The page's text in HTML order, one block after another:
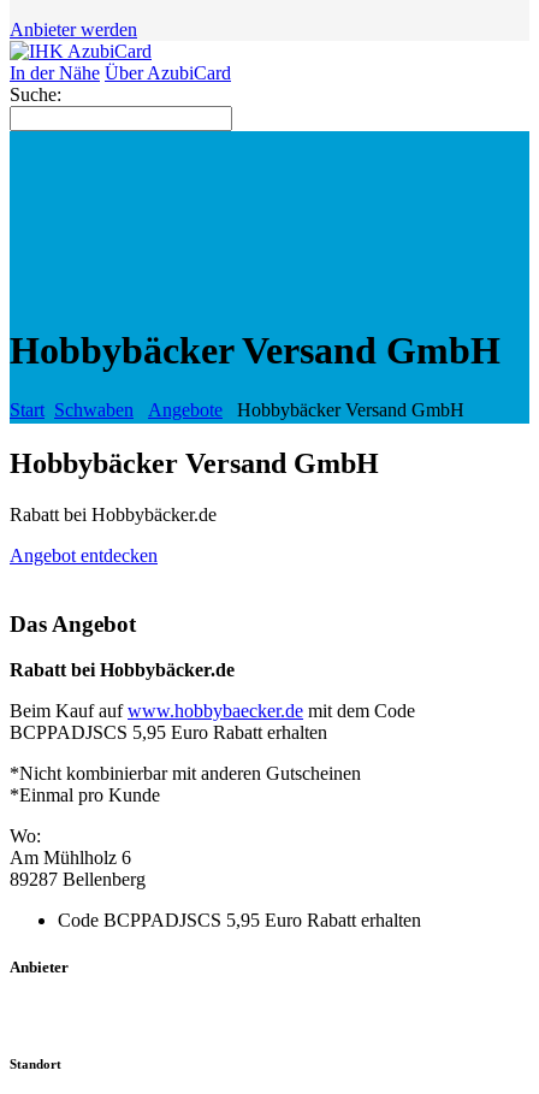
Anbieter werden
In der Nähe Über AzubiCard
Suche:
Hobbybäcker Versand GmbH
Start Schwaben Angebote Hobbybäcker Versand GmbH
Hobbybäcker Versand GmbH
Rabatt bei Hobbybäcker.de
Angebot entdecken
Das Angebot
Rabatt bei Hobbybäcker.de
Beim Kauf aufwww.hobbybaecker.de mit dem Code
BCPPADJSCS 5,95 Euro Rabatt erhalten
*Nicht kombinierbar mit anderen Gutscheinen
*Einmal pro Kunde
Wo:
Am Mühlholz 6
89287 Bellenberg
Code BCPPADJSCS 5,95 Euro Rabatt erhalten
Anbieter
Standort